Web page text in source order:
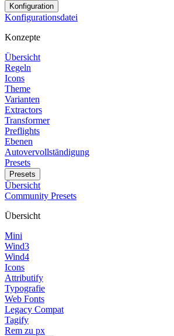
Konfiguration
Konfigurationsdatei
Konzepte
Übersicht
Regeln
Icons
Theme
Varianten
Extractors
Transformer
Preflights
Ebenen
Autovervollständigung
Presets
Presets
Übersicht
Community Presets
Übersicht
Mini
Wind3
Wind4
Icons
Attributify
Typografie
Web Fonts
Legacy Compat
Tagify
Rem zu px